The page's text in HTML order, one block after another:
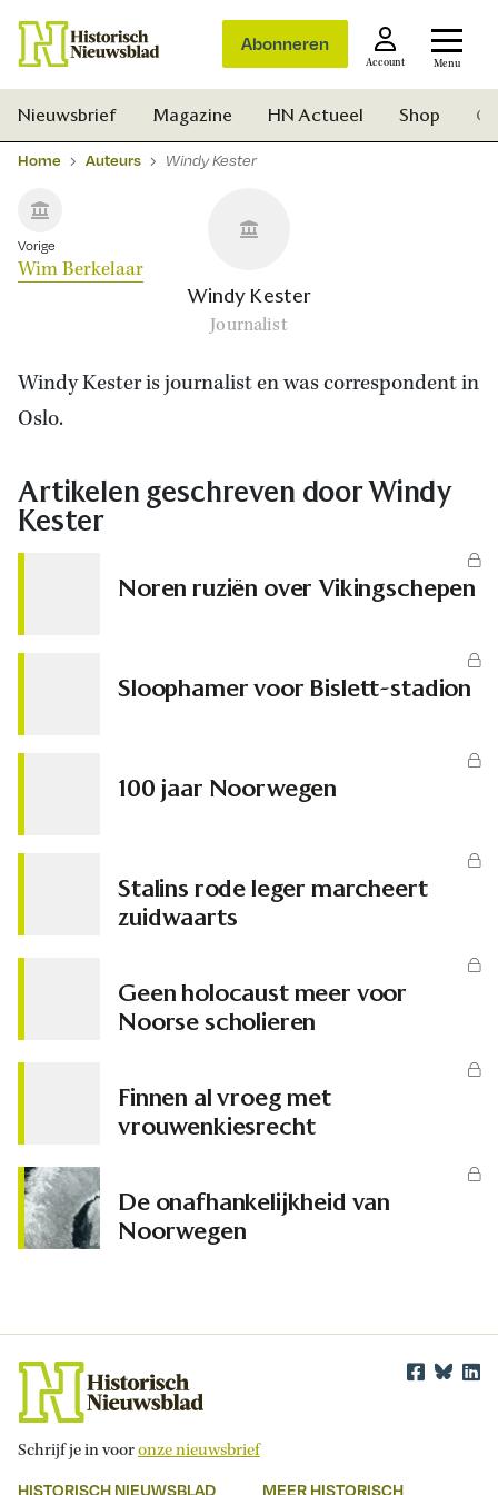
Abonneren
Account Menu
Zoek
Nieuwsbrief Magazine HN Actueel Shop
Home Auteurs Windy Kester
Vorige
Wim Berkelaar
Windy Kester
Journalist
Windy Kester is journalist en was correspondent in
Oslo.
Artikelen geschreven door Windy
Kester
Noren ruziën over Vikingschepen
Sloophamer voor Bislett-stadion
100 jaar Noorwegen
Stalins rode leger marcheert
zuidwaarts
Geen holocaust meer voor
Noorse scholieren
Finnen al vroeg met
vrouwenkiesrecht
De onafhankelijkheid van
Noorwegen
Schrijf je in vooronze nieuwsbrief
HISTORISCH NIEUWSBLAD MEER HISTORISCH